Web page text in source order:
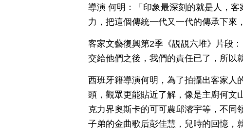
導演 何明：「印象最深刻的就是人，
力，把這個傳統一代又一代的傳承下來
客家文藝復興第2季《靚靚六堆》片段
交給他們之後，我們的責任已了，所以
西班牙籍導演何明，為了拍攝出客家人
頭，觀眾更能貼近了解，像是主廚何文
克力界奧斯卡的可可農邱濬宇等，不同
子弟的金曲歌后彭佳慧，兒時的回憶，